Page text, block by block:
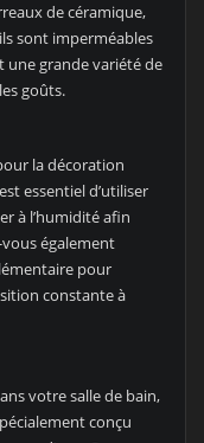
de céramique,
sont imperméables
une grande variété de
goûts.
la décoration
essentiel d’utiliser
à l’humidité afin
également
pour
constante à
votre salle de bain,
conçu